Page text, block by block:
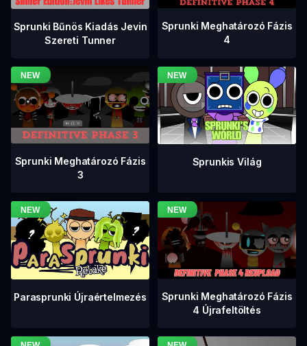
Sprunki Bűnös Kiadás Jevin
Szereti Tunner
Sprunki Meghatározó Fázis
4
Sprunki Meghatározó Fázis
3
Sprunkis Világ
Parasprunki Újraértelmezés
Sprunki Meghatározó Fázis
4 Újrafeltöltés